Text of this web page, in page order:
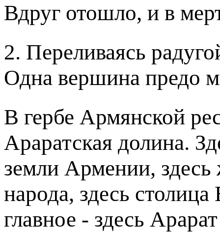
Вдруг отошло, и в
2. Переливаясь
Одна вершина предо
В гербе Армянской
Араратская долина.
земли Армении,
народа, здесь
главное - здесь